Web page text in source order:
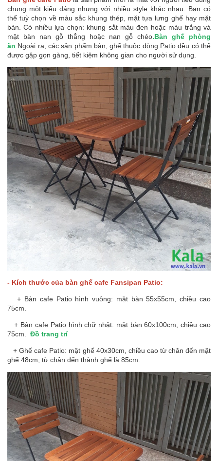
chung một kiểu dáng nhưng với nhiều style khác nhau. Bạn có
thể tuỳ chọn về màu sắc khung thép, mặt tựa lưng ghế hay mặt
bàn. Có nhiều lựa chọn: khung sắt màu đen hoặc màu trắng và
mặt bàn nan gỗ thẳng hoặc nan gỗ chéo.Bàn ghế phòng
ăn Ngoài ra, các sản phẩm bàn, ghế thuộc dòng Patio đều có thể
được gập gọn gàng, tiết kiệm không gian cho người sử dụng.
- Kích thước của bàn ghế cafe Fansipan Patio:
+ Bàn cafe Patio hình vuông: mặt bàn 55x55cm, chiều cao
75cm.
+ Bàn cafe Patio hình chữ nhật: mặt bàn 60x100cm, chiều cao
75cm.
Đồ trang trí
+ Ghế cafe Patio: mặt ghế 40x30cm, chiều cao từ chân đến mặt
ghế 48cm, từ chân đến thành ghế là 85cm.